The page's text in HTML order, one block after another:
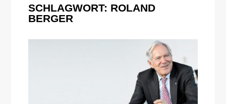
SCHLAGWORT: ROLAND
BERGER